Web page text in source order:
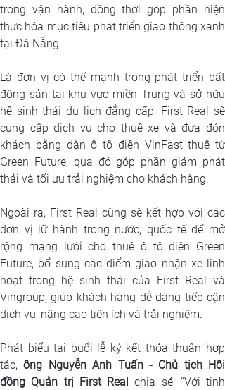
trong vận hành, đồng thời góp phần hiện
thực hóa mục tiêu phát triển giao thông xanh
tại Đà Nẵng.
Là đơn vị có thế mạnh trong phát triển bất
động sản tại khu vực miền Trung và sở hữu
hệ sinh thái du lịch đẳng cấp, First Real sẽ
cung cấp dịch vụ cho thuê xe và đưa đón
khách bằng dàn ô tô điện VinFast thuê từ
Green Future, qua đó góp phần giảm phát
thải và tối ưu trải nghiệm cho khách hàng.
Ngoài ra, First Real cũng sẽ kết hợp với các
đơn vị lữ hành trong nước, quốc tế để mở
rộng mạng lưới cho thuê ô tô điện Green
Future, bổ sung các điểm giao nhận xe linh
hoạt trong hệ sinh thái của First Real và
Vingroup, giúp khách hàng dễ dàng tiếp cận
dịch vụ, nâng cao tiện ích và trải nghiệm.
Phát biểu tại buổi lễ ký kết thỏa thuận hợp
tác, ông Nguyễn Anh Tuấn - Chủ tịch Hội
đồng Quản trị First Real chia sẻ: “Với tinh